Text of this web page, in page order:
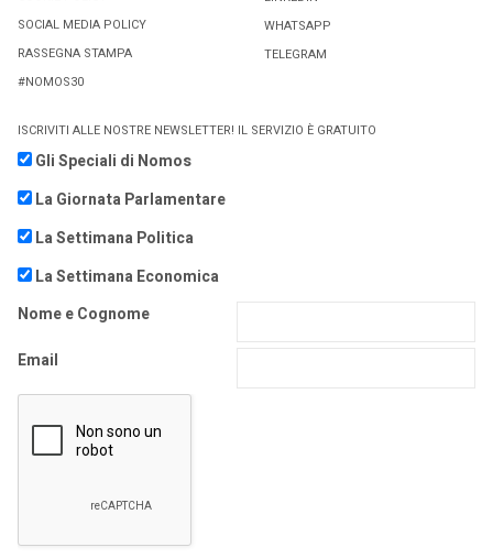
SOCIAL MEDIA POLICY
RASSEGNA STAMPA
#NOMOS30
WHATSAPP
TELEGRAM
ISCRIVITI ALLE NOSTRE NEWSLETTER! IL SERVIZIO È GRATUITO
Gli Speciali di Nomos
La Giornata Parlamentare
La Settimana Politica
La Settimana Economica
Nome e Cognome
Email